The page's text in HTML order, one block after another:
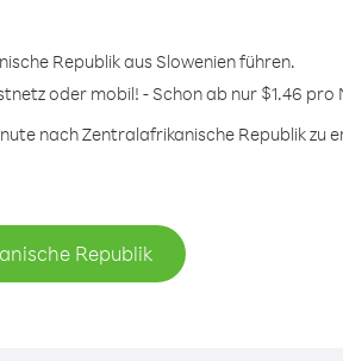
Republik aus Slowenien führen.
oder mobil! - Schon ab nur $1.46 pro
nach Zentralafrikanische Republik zu
Republik